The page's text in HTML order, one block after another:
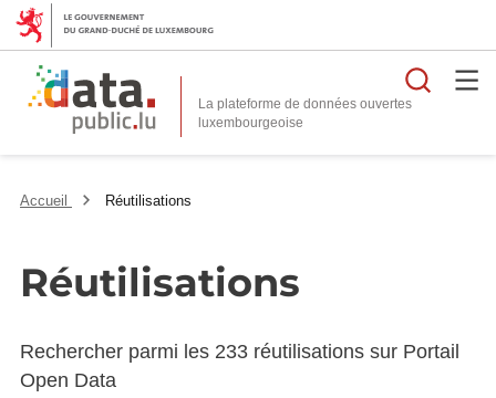
La plateforme de données ouvertes
Accueil Réutilisations
Réutilisations
Rechercher parmi les 233 réutilisations sur Portail
Open Data